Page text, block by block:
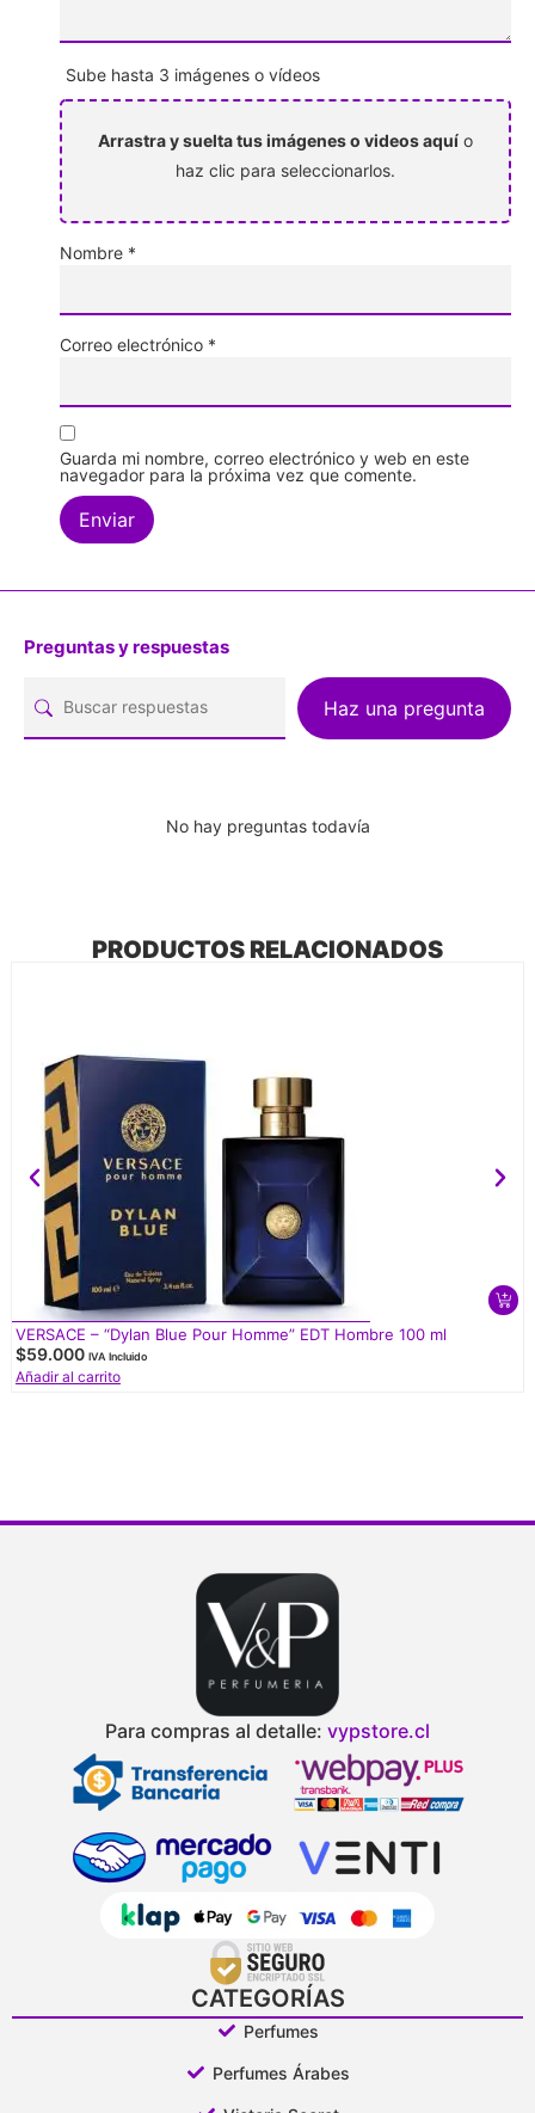
Sube hasta 3 imágenes o vídeos
Arrastra y suelta tus imágenes o videos aquí o
haz clic para seleccionarlos.
Nombre *
Correo electrónico *
Guarda mi nombre, correo electrónico y web en este
navegador para la próxima vez que comente.
Preguntas y respuestas
Haz una pregunta
No hay preguntas todavía
PRODUCTOS RELACIONADOS
VERSACE – “Dylan Blue Pour Homme” EDT Hombre 100 ml
$59.000 IVA Incluido
Añadir al carrito
Para compras al detalle: vypstore.cl
CATEGORÍAS
Perfumes
Perfumes Árabes